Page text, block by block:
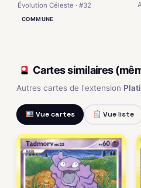
Évolution Céleste · #32
COMMUNE
Cartes similaires
Autres cartes de l'extension
Vue cartes Vue liste